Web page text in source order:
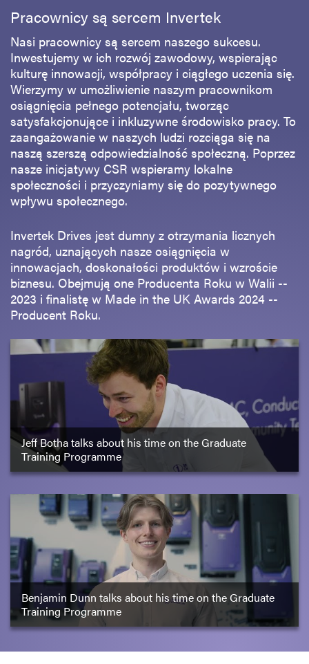
Pracownicy są sercem Invertek
Nasi pracownicy są sercem naszego sukcesu.
Inwestujemy w ich rozwój zawodowy, wspierając
kulturę innowacji, współpracy i ciągłego uczenia się.
Wierzymy w umożliwienie naszym pracownikom
osiągnięcia pełnego potencjału, tworząc
satysfakcjonujące i inkluzywne środowisko pracy. To
zaangażowanie w naszych ludzi rozciąga się na
naszą szerszą odpowiedzialność społeczną. Poprzez
nasze inicjatywy CSR wspieramy lokalne
społeczności i przyczyniamy się do pozytywnego
wpływu społecznego.
Invertek Drives jest dumny z otrzymania licznych
nagród, uznających nasze osiągnięcia w
innowacjach, doskonałości produktów i wzroście
biznesu. Obejmują one Producenta Roku w Walii --
2023 i finalistę w Made in the UK Awards 2024 --
Producent Roku.
Jeff Botha talks about his time on the Graduate
Training Programme
Benjamin Dunn talks about his time on the Graduate
Training Programme